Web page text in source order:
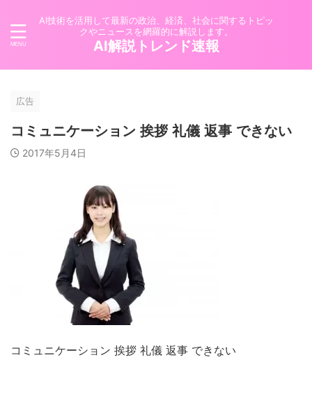
AI技術を活用して最新の政治、経済、社会に関するトピッ
クやニュースを網羅的に解説します。
AI解説トレンド速報
広告
コミュニケーション 挨拶 礼儀 返事 できない
2017年5月4日
コミュニケーション 挨拶 礼儀 返事 できない